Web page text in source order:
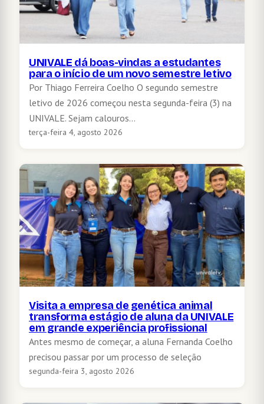
UNIVALE dá boas-vindas a estudantes
para o início de um novo semestre letivo
Por Thiago Ferreira Coelho O segundo semestre
letivo de 2026 começou nesta segunda-feira (3) na
UNIVALE. Sejam calouros…
terça-feira 4, agosto 2026
Visita a empresa de genética animal
transforma estágio de aluna da UNIVALE
em grande experiência profissional
Antes mesmo de começar, a aluna Fernanda Coelho
precisou passar por um processo de seleção
segunda-feira 3, agosto 2026